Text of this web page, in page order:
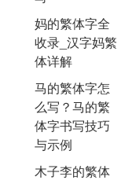
妈的繁体字全
收录_汉字妈繁
体详解
马的繁体字怎
么写？马的繁
体字书写技巧
与示例
木子李的繁体